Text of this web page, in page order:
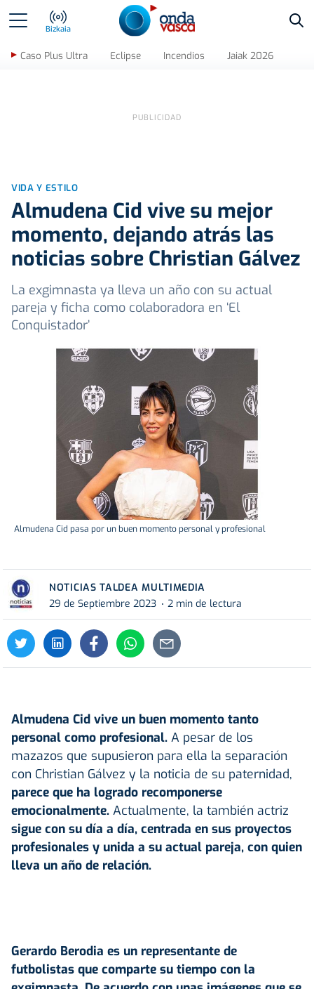
Bizkaia
Caso Plus Ultra Eclipse Incendios Jaiak 2026
VIDA Y ESTILO
Almudena Cid vive su mejor
momento, dejando atrás las
noticias sobre Christian Gálvez
La exgimnasta ya lleva un año con su actual
pareja y ficha como colaboradora en ‘El
Conquistador’
Almudena Cid pasa por un buen momento personal y profesional
NOTICIAS TALDEA MULTIMEDIA
29 de Septiembre 2023
2 min de lectura
Almudena Cid vive un buen momento tanto
personal como profesional. A pesar de los
mazazos que supusieron para ella la separación
con Christian Gálvez y la noticia de su paternidad,
parece que ha logrado recomponerse
emocionalmente. Actualmente, la también actriz
sigue con su día a día, centrada en sus proyectos
profesionales y unida a su actual pareja, con quien
lleva un año de relación.
Gerardo Berodia es un representante de
futbolistas que comparte su tiempo con la